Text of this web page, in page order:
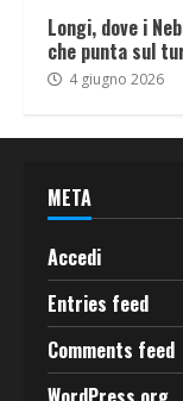
Longi, dove i
che punta sul
4 giugno 2026
META
Accedi
Entries feed
Comments feed